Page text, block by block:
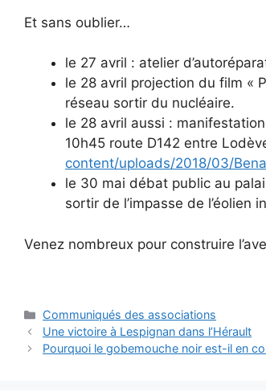
Et sans oublier…
le 27 avril : atelier
le 28 avril projection du film «
réseau sortir du nucléaire.
le 28 avril aussi :
10h45 route D142 entre
content/uploads/2018/03/
le 30 mai débat public au
sortir de l’impasse de l’éolien
Venez nombreux pour construire
Catégories
Communiqués des associations
Une victoire à Lespignan dans l’Hérault
Pourquoi le gobemouche noir est-il en